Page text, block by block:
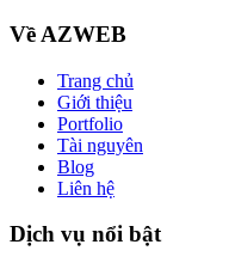
Về AZWEB
Trang chủ
Giới thiệu
Portfolio
Tài nguyên
Blog
Liên hệ
Dịch vụ nổi bật